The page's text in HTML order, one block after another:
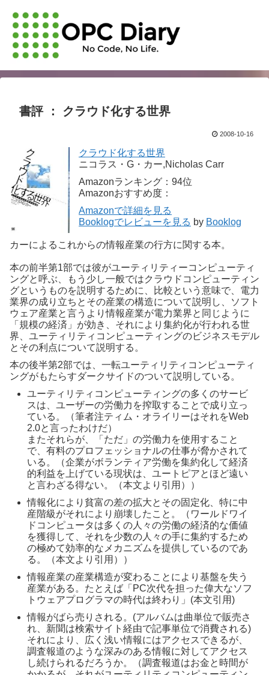
書評 ： クラウド化する世界
2008-10-16
クラウド化する世界
ニコラス・G・カー,Nicholas Carr
Amazonランキング：94位
Amazonおすすめ度：
Amazonで詳細を見る
Booklogでレビューを見る by Booklog
カーによるこれからの情報産業の行方に関する本。
本の前半第1部では彼がユーティリティーコンピューティ
ングと呼ぶ、もう少し一般ではクラウドコンピューティン
グというものを説明するために、比較という意味で、電力
業界の成り立ちとその産業の構造について説明し、ソフト
ウェア産業と言うより情報産業が電力業界と同じように
「規模の経済」が効き、それにより集約化が行われる世
界、ユーティリティコンピューティングのビジネスモデル
とその利点について説明する。
本の後半第2部では、一転ユーティリティコンピューティ
ングがもたらすダークサイドのついて説明している。
ユーティリティコンピューティングの多くのサービ
スは、ユーザーの労働力を搾取することで成り立っ
ている。（筆者注ティム・オライリーはそれをWeb
2.0と言ったわけだ）
またそれらが、「ただ」の労働力を使用すること
で、有料のプロフェッショナルの仕事が脅かされて
いる。（企業がボランティア労働を集約化して経済
的利益を上げている現状は、ユートピアとほど遠い
と言わざる得ない。（本文より引用））
情報化により貧富の差の拡大とその固定化、特に中
産階級がそれにより崩壊したこと。（ワールドワイ
ドコンピュータは多くの人々の労働の経済的な価値
を獲得して、それを少数の人々の手に集約するため
の極めて効率的なメカニズムを提供しているのであ
る。（本文より引用））
情報産業の産業構造が変わることにより基盤を失う
産業がある。たとえば「PC次代を担った偉大なソフ
トウェアプログラマの時代は終わり」(本文引用)
情報がばら売りされる。(アルバムは曲単位で販売さ
れ、新聞は検索サイト経由で記事単位で消費される)
それにより、広く浅い情報にはアクセスできるが、
調査報道のような深みのある情報に対してアクセス
し続けられるだろうか。（調査報道はお金と時間が